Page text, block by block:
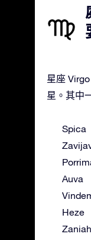
星座
星。其中
Spica
Auva
Heze
Zaniah